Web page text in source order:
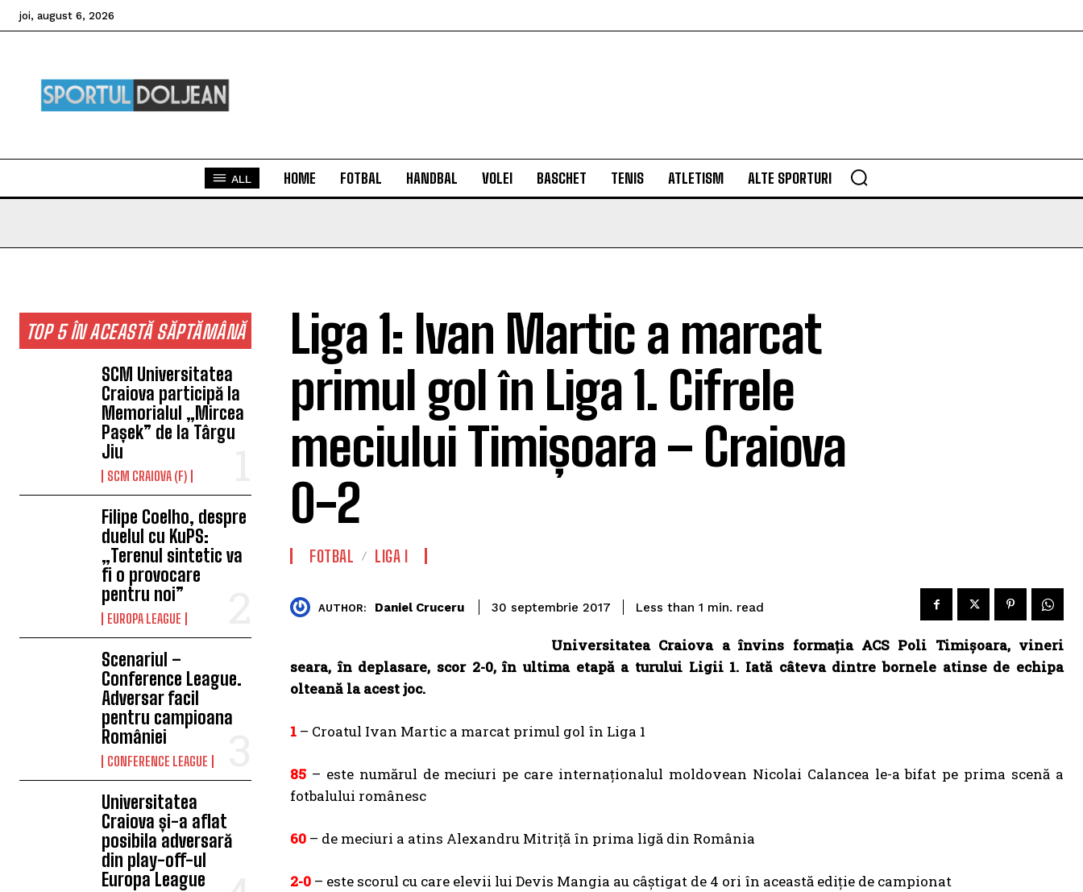
joi, august 6, 2026
ALL HOME FOTBAL HANDBAL VOLEI BASCHET TENIS ATLETISM ALTE SPORTURI
TOP 5 ÎN ACEASTĂ SĂPTĂMÂNĂ
SCM Universitatea
Craiova participă la
Memorialul „Mircea
Pașek” de la Târgu
Jiu
SCM CRAIOVA (F)
Filipe Coelho, despre
duelul cu KuPS:
„Terenul sintetic va
fi o provocare
pentru noi”
EUROPA LEAGUE
Scenariul –
Conference League.
Adversar facil
pentru campioana
României
CONFERENCE LEAGUE
Universitatea
Craiova și-a aflat
posibila adversară
din play-off-ul
Europa League
Liga 1: Ivan Martic a marcat
primul gol în Liga 1. Cifrele
meciului Timișoara – Craiova
0-2
FOTBAL LIGA I
AUTHOR: Daniel Cruceru 30 septembrie 2017 Less than 1 min. read
Universitatea Craiova a învins formația ACS Poli Timișoara, vineri
seara, în deplasare, scor 2-0, în ultima etapă a turului Ligii 1. Iată câteva dintre bornele atinse de echipa
olteană la acest joc.
1 – Croatul Ivan Martic a marcat primul gol în Liga 1
85 – este numărul de meciuri pe care internaționalul moldovean Nicolai Calancea le-a bifat pe prima scenă a
fotbalului românesc
60 – de meciuri a atins Alexandru Mitriță în prima ligă din România
2-0 – este scorul cu care elevii lui Devis Mangia au câștigat de 4 ori în această ediție de campionat